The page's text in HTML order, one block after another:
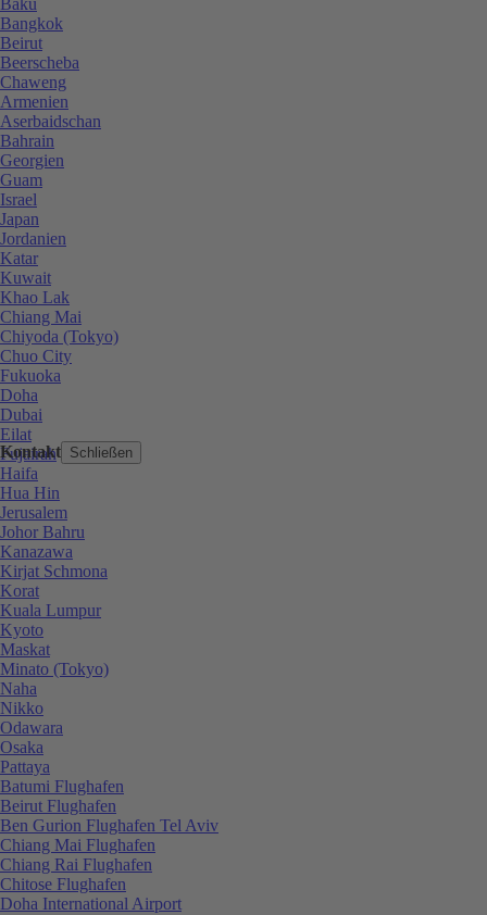
Kontakt Schließen
Bangkok
Beirut
Beerscheba
Chaweng
Armenien
Aserbaidschan
Bahrain
Georgien
Guam
Israel
Japan
Jordanien
Katar
Kuwait
Khao Lak
Chiang Mai
Chiyoda (Tokyo)
Chuo City
Fukuoka
Doha
Dubai
Eilat
Fujairah
Haifa
Hua Hin
Jerusalem
Johor Bahru
Kanazawa
Kirjat Schmona
Korat
Kuala Lumpur
Kyoto
Maskat
Minato (Tokyo)
Naha
Nikko
Odawara
Osaka
Pattaya
Batumi Flughafen
Beirut Flughafen
Ben Gurion Flughafen Tel Aviv
Chiang Mai Flughafen
Chiang Rai Flughafen
Chitose Flughafen
Doha International Airport